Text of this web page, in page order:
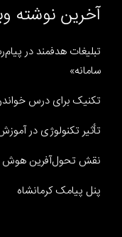
آخرین نوشته
تبلیغات هدفمند در
سامانه»
تکنیک برای درس خواندن:
تأثیر تکنولوژی در
نقش تحول‌آفرین هوش
پنل پیامک کرمانشاه